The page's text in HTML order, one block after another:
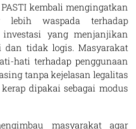
kembali mengingatkan
lebih waspada terhadap
yang menjanjikan
dan tidak logis. Masyarakat
hati terhadap penggunaan
tanpa kejelasan legalitas
dipakai sebagai modus
masyarakat agar